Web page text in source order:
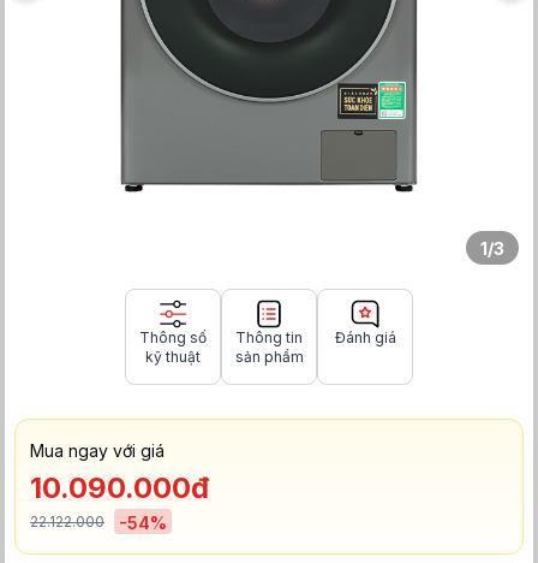
1/3
Thông số
kỹ thuật
Thông tin
sản phẩm
Đánh giá
Mua ngay với giá
10.090.000đ
22.122.000 -54%